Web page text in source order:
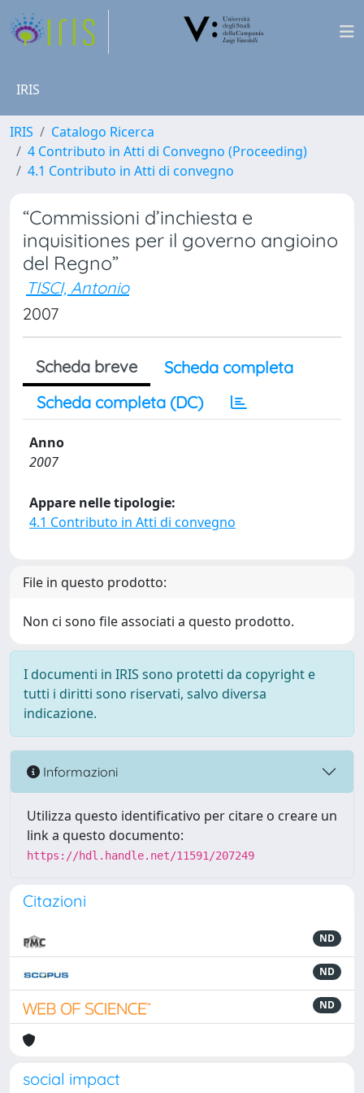
IRIS
IRIS
Catalogo Ricerca
4 Contributo in Atti di Convegno (Proceeding)
4.1 Contributo in Atti di convegno
“Commissioni d’inchiesta e
inquisitiones per il governo angioino
del Regno”
TISCI, Antonio
2007
Scheda breve
Scheda completa
Scheda completa (DC)
Anno
2007
Appare nelle tipologie:
4.1 Contributo in Atti di convegno
File in questo prodotto:
Non ci sono file associati a questo prodotto.
I documenti in IRIS sono protetti da copyright e
tutti i diritti sono riservati, salvo diversa
indicazione.
Informazioni
Utilizza questo identificativo per citare o creare un
link a questo documento:
https://hdl.handle.net/11591/207249
Citazioni
ND
ND
ND
social impact